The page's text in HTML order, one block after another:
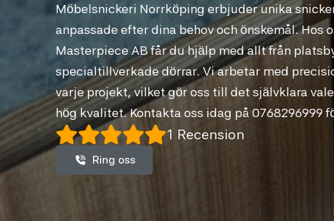
Möbelsnickeri Norrköping erbjuder unika
anpassade efter dina behov och önskemål. Hos
Masterpiece AB får du hjälp med allt från
specialtillverkade dörrar. Vi arbetar med
varje projekt, vilket gör oss till det självklara
hög kvalitet. Kontakta oss idag på 0768296999
1 Recension
Ring oss